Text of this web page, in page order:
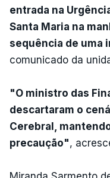
entrada na
Santa Maria na
sequência de uma
comunicado da
"O ministro das
descartaram o
Cerebral,
precaução",